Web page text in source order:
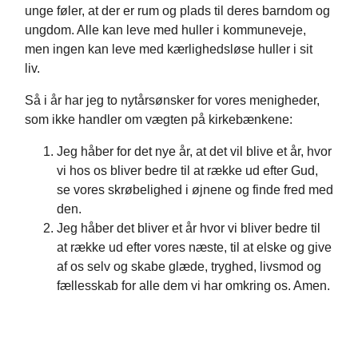
unge føler, at der er rum og plads til deres barndom og
ungdom. Alle kan leve med huller i kommuneveje,
men ingen kan leve med kærlighedsløse huller i sit
liv.
Så i år har jeg to nytårsønsker for vores menigheder,
som ikke handler om vægten på kirkebænkene:
Jeg håber for det nye år, at det vil blive et år, hvor
vi hos os bliver bedre til at række ud efter Gud,
se vores skrøbelighed i øjnene og finde fred med
den.
Jeg håber det bliver et år hvor vi bliver bedre til
at række ud efter vores næste, til at elske og give
af os selv og skabe glæde, tryghed, livsmod og
fællesskab for alle dem vi har omkring os. Amen.